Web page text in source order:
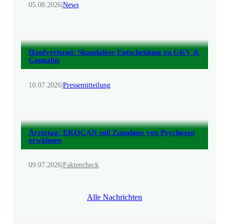
05.08.2026|News
Hanfverband: Skandalöse Entscheidung zu GKV &
Cannabis
10.07.2026|Pressemitteilung
Ärztetag: EKOCAN soll Zunahme von Psychosen
erwähnen
09.07.2026|Faktencheck
Alle Nachrichten